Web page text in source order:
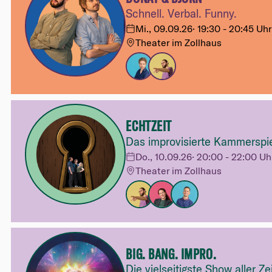
Schnell. Verbal. Funny.
Mi., 09.09.26·19:30 - 20:45 Uhr
Theater im Zollhaus
ECHTZEIT
Das improvisierte
Do., 10.09.26·20:00 - 22:00
Theater im Zollhaus
BIG. BANG. IMPRO.